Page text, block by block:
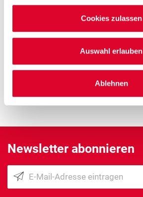
Cookies zulassen
Auswahl erlauben
Ablehnen
Offene Stellen
Anime T-Shirts
Mehr Informationen
Newsletter abonnieren